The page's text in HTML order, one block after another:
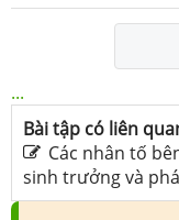
...
Bài tập có liên
Các nhân tố
sinh trưởng và